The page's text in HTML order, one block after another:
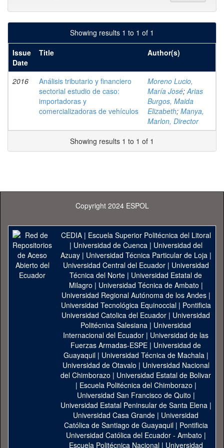
Showing results 1 to 1 of 1
Issue
Date
Title Author(s)
2016
Análisis tributario y financiero
sectorial estudio de caso:
importadoras y
comercializadoras de vehículos
Moreno Lucio,
María José;Arias
Burgos, Maida
Elizabeth; Manya,
Marlon, Director
Showing results 1 to 1 of 1
Copyright 2024 ESPOL
CEDIA| Escuela Superior Politécnica del Litoral
| Universidad de Cuenca| Universidad del
Azuay| Universidad Técnica Particular de Loja|
Universidad Central del Ecuador| Universidad
Técnica del Norte | Universidad Estatal de
Milagro | Universidad Técnica de Ambato |
Universidad Regional Autónoma de los Andes|
Universidad Tecnológica Equinoccial| Pontificia
Universidad Catolica del Ecuador | Universidad
Politécnica Salesiana | Universidad
Internacional del Ecuador | Universidad de las
Fuerzas Armadas-ESPE | Universidad de
Guayaquil| Universidad Técnica de Machala|
Universidad de Otavalo | Universidad Nacional
del Chimborazo | Universidad Estatal de Bolivar
| Escuela Politécnica del Chimborazo |
Universidad San Francisco de Quito |
Universidad Estatal Peninsular de Santa Elena|
Universidad Casa Grande | Universidad
Católica de Santiago de Guayaquil| Pontificia
Universidad Católica del Ecuador - Ambato |
Escuela Politécnica Nacional| Universidad